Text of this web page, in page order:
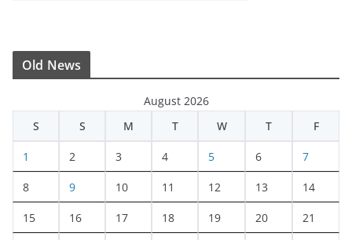
Old News
August 2026
S
S M T W T F
1 2 3 4 5 6 7
8 9 10 11 12 13 14
15 16 17 18 19 20 21